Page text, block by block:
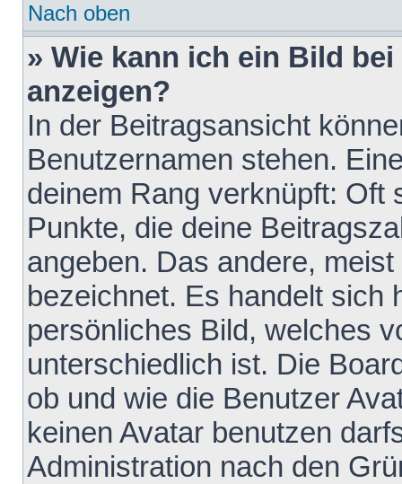
Nach oben
» Wie kann ich ein Bild
anzeigen?
In der Beitragsansicht
Benutzernamen stehen.
deinem Rang verknüpft: Oft
Punkte, die deine
angeben. Das andere,
bezeichnet. Es handelt sich
persönliches Bild, welches
unterschiedlich ist. Die
ob und wie die Benutzer
keinen Avatar benutzen
Administration nach den